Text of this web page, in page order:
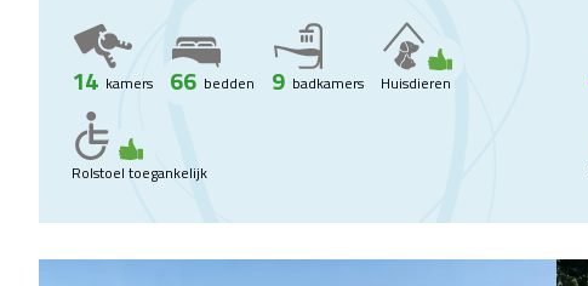
14 kamers 66 bedden 9 badkamers Huisdieren
Rolstoel toegankelijk